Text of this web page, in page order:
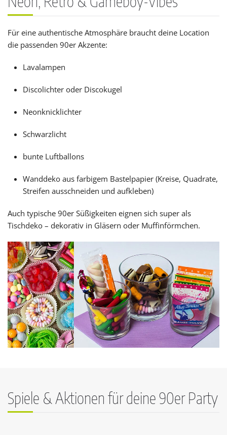
Für eine authentische Atmosphäre braucht deine Location
die passenden 90er Akzente:
Lavalampen
Discolichter oder Discokugel
Neonknicklichter
Schwarzlicht
bunte Luftballons
Wanddeko aus farbigem Bastelpapier (Kreise, Quadrate,
Streifen ausschneiden und aufkleben)
Auch typische 90er Süßigkeiten eignen sich super als
Tischdeko – dekorativ in Gläsern oder Muffinförmchen.
Spiele & Aktionen für deine 90er Party